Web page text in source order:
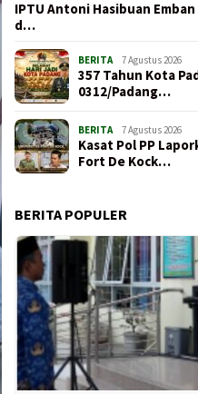
IPTU Antoni Hasibuan
d…
BERITA 7 Agustus 2026
357 Tahun Kota
0312/Padang…
BERITA 7 Agustus 2026
Kasat Pol PP
Fort De Kock…
BERITA POPULER